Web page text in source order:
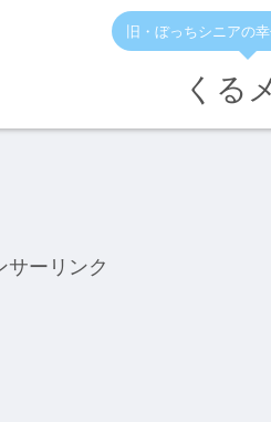
旧・ぼっちシニアの
くる
サーリンク